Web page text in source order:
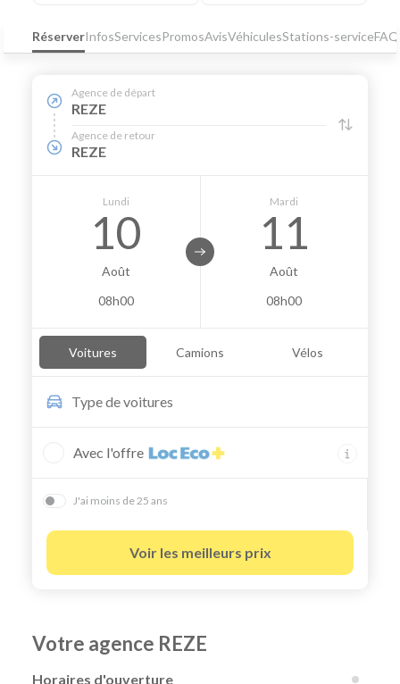
RéserverInfosServicesPromosAvisVéhiculesStations-serviceFAQ
Agence de départ
REZE
Agence de retour
REZE
Lundi
10
Août
08h00
Mardi
11
Août
08h00
Voitures Camions Vélos
Type devoitures
Avec l'offre
J'ai moins de 25 ans
Voir les meilleurs prix
Votre agence REZE
Horaires d'ouverture